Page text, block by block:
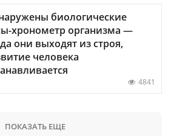
биологические
хронометр организма —
они выходят из строя,
человека
4841
ПОКАЗАТЬ ЕЩЕ